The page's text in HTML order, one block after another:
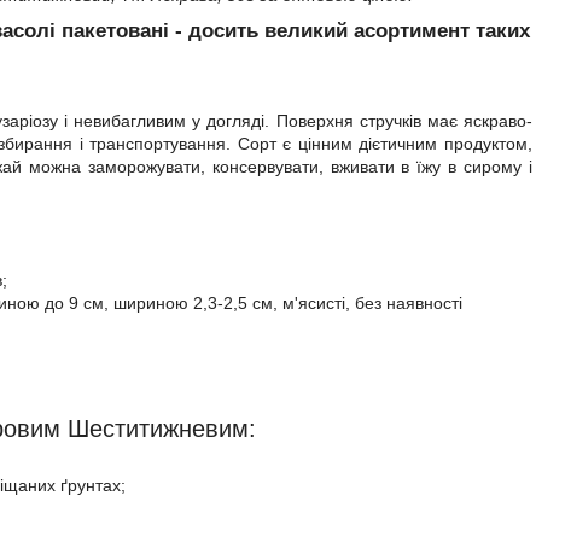
пакетовані - досить великий асортимент таких
і невибагливим у догляді. Поверхня стручків має яскраво-
і транспортування. Сорт є цінним дієтичним продуктом,
можна заморожувати, консервувати, вживати в їжу в сирому і
до 9 см, шириною 2,3-2,5 см, м'ясисті, без наявності
Шеститижневим:
ґрунтах;